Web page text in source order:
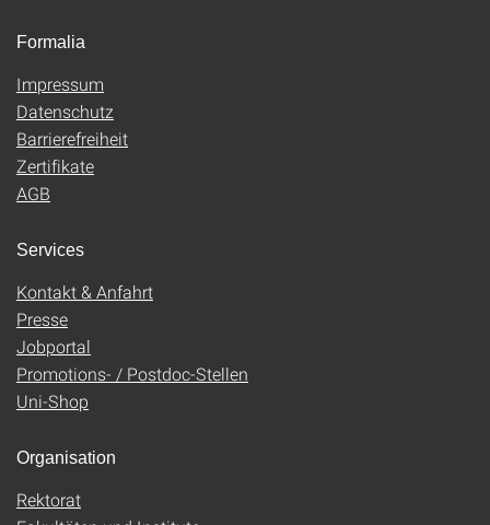
Formalia
Impressum
Datenschutz
Barrierefreiheit
Zertifikate
AGB
Services
Kontakt & Anfahrt
Presse
Jobportal
Promotions- / Postdoc-Stellen
Uni-Shop
Organisation
Rektorat